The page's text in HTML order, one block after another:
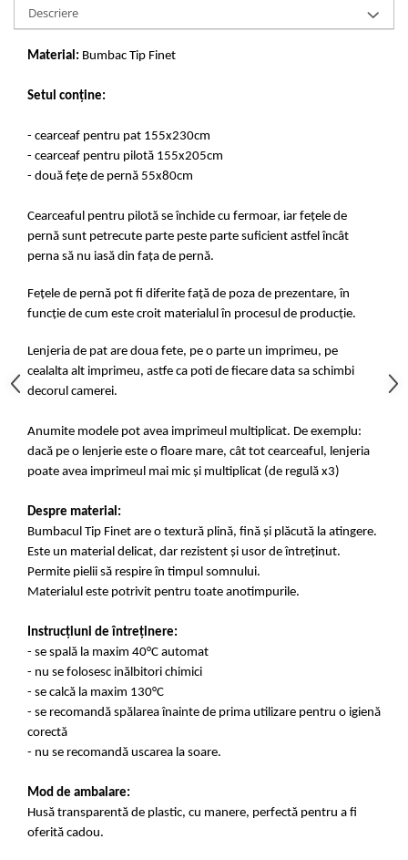
Descriere
Material: Bumbac Tip Finet
Setul conține:
- cearceaf pentru pat 155x230cm
- cearceaf pentru pilotă 155x205cm
- două fețe de pernă 55x80cm
Cearceaful pentru pilotă se închide cu fermoar, iar fețele de
pernă sunt petrecute parte peste parte suficient astfel încât
perna să nu iasă din fața de pernă.
Fețele de pernă pot fi diferite față de poza de prezentare, în
funcție de cum este croit materialul în procesul de producție.
Lenjeria de pat are doua fete, pe o parte un imprimeu, pe
cealalta alt imprimeu, astfe ca poti de fiecare data sa schimbi
decorul camerei.
Anumite modele pot avea imprimeul multiplicat. De exemplu:
dacă pe o lenjerie este o floare mare, cât tot cearceaful, lenjeria
poate avea imprimeul mai mic și multiplicat (de regulă x3)
Despre material:
Bumbacul Tip Finet are o textură plină, fină și plăcută la atingere.
Este un material delicat, dar rezistent și usor de întreținut.
Permite pielii să respire în timpul somnului.
Materialul este potrivit pentru toate anotimpurile.
Instrucțiuni de întreținere:
- se spală la maxim 40°C automat
- nu se folosesc inălbitori chimici
- se calcă la maxim 130°C
- se recomandă spălarea înainte de prima utilizare pentru o igienă
corectă
- nu se recomandă uscarea la soare.
Mod de ambalare:
Husă transparentă de plastic, cu manere, perfectă pentru a fi
oferită cadou.